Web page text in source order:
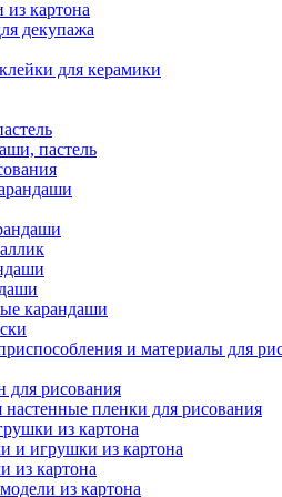
из картона
декупажа
для керамики
пастель
карандаши
и материалы для
для рисования
пленки для рисования
из картона
и игрушки из картона
из картона
из картона